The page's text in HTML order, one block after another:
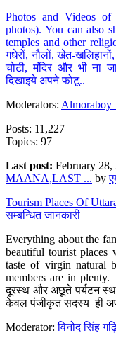
Photos and Videos of
photos). You can also
temples and other
गधेरों, नौलों, खेत-
चोटी, मंदिर और भी ना
दिखाइये अपने फोटू..
Moderators:
Posts: 11,227
Topics: 97
Last post: February
MAANA,LAST ... by
Tourism Places Of
सम्बन्धित जानकारी
Everything about the
beautiful tourist places
taste of virgin natural
members are in
दूरस्थ और अछूते पर्यटन
केवल पंजीकृत सदस्य ही
Moderator:विनोद सिंह